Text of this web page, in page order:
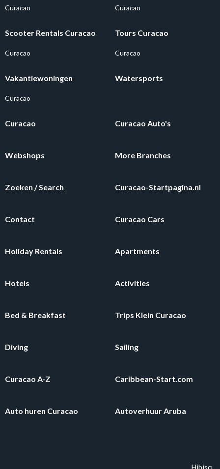
Curacao Curacao
Scooter Rentals Curacao
Curacao
Tours Curacao
Curacao
Vakantiewoningen
Curacao
Watersports
Curacao Curacao Auto's
Webshops More Branches
Zoeken / Search Curacao-Startpagina.nl
Contact Curacao Cars
Holiday Rentals Apartments
Hotels Activities
Bed & Breakfast Trips Klein Curacao
Diving Sailing
Curacao A-Z Caribbean-Start.com
Auto huren Curacao Autoverhuur Aruba